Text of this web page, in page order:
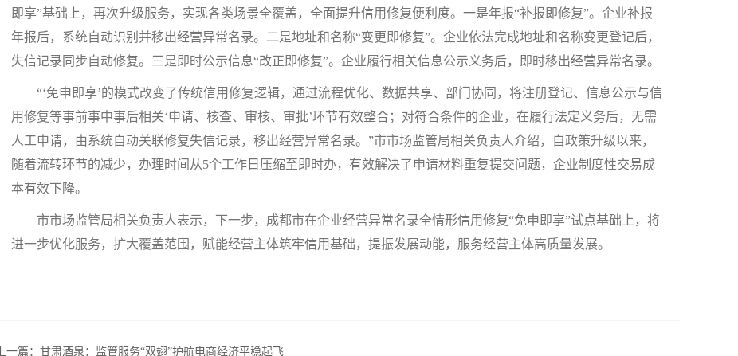
即享”基础上，再次升级服务，实现各类场景全覆盖，全面提升信用修复便利度。一是年报“补报即修复”。企业补报
年报后，系统自动识别并移出经营异常名录。二是地址和名称“变更即修复”。企业依法完成地址和名称变更登记后，
失信记录同步自动修复。三是即时公示信息“改正即修复”。企业履行相关信息公示义务后，即时移出经营异常名录。
“‘免申即享’的模式改变了传统信用修复逻辑，通过流程优化、数据共享、部门协同，将注册登记、信息公示与信
用修复等事前事中事后相关‘申请、核查、审核、审批’环节有效整合；对符合条件的企业，在履行法定义务后，无需
人工申请，由系统自动关联修复失信记录，移出经营异常名录。”市市场监管局相关负责人介绍，自政策升级以来，
随着流转环节的减少，办理时间从5个工作日压缩至即时办，有效解决了申请材料重复提交问题，企业制度性交易成
本有效下降。
市市场监管局相关负责人表示，下一步，成都市在企业经营异常名录全情形信用修复“免申即享”试点基础上，将
进一步优化服务，扩大覆盖范围，赋能经营主体筑牢信用基础，提振发展动能，服务经营主体高质量发展。
上一篇： 甘肃酒泉：监管服务“双翅”护航电商经济平稳起飞